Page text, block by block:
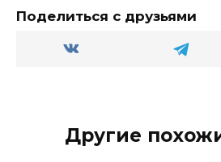
Поделиться с друзьями
Другие